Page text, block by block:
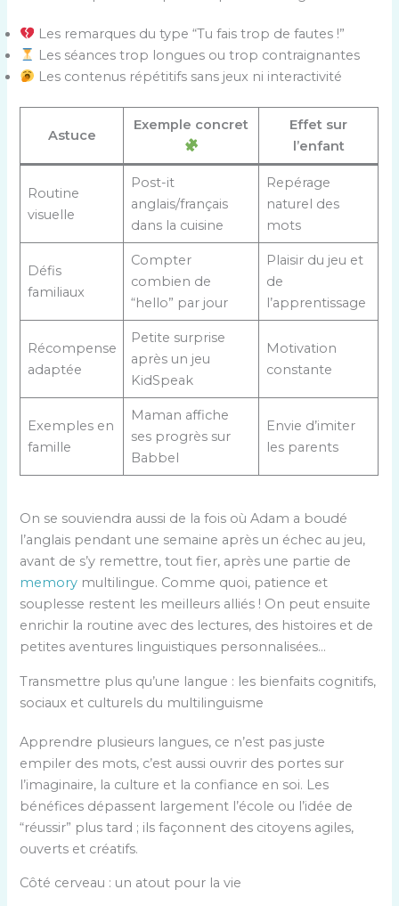
Les remarques du type “Tu fais trop de fautes !”
Les séances trop longues ou trop contraignantes
Les contenus répétitifs sans jeux ni interactivité
Astuce
Exemple concret
Effet sur
l’enfant
Routine
visuelle
Post-it
anglais/français
dans la cuisine
Repérage
naturel des
mots
Défis
familiaux
Compter
combien de
“hello” par jour
Plaisir du jeu et
de
l’apprentissage
Récompense
adaptée
Petite surprise
après un jeu
KidSpeak
Motivation
constante
Exemples en
famille
Maman affiche
ses progrès sur
Babbel
Envie d’imiter
les parents
On se souviendra aussi de la fois où Adam a boudé
l’anglais pendant une semaine après un échec au jeu,
avant de s’y remettre, tout fier, après une partie de
memory multilingue. Comme quoi, patience et
souplesse restent les meilleurs alliés ! On peut ensuite
enrichir la routine avec des lectures, des histoires et de
petites aventures linguistiques personnalisées…
Transmettre plus qu’une langue : les bienfaits cognitifs,
sociaux et culturels du multilinguisme
Apprendre plusieurs langues, ce n’est pas juste
empiler des mots, c’est aussi ouvrir des portes sur
l’imaginaire, la culture et la confiance en soi. Les
bénéfices dépassent largement l’école ou l’idée de
“réussir” plus tard ; ils façonnent des citoyens agiles,
ouverts et créatifs.
Côté cerveau : un atout pour la vie